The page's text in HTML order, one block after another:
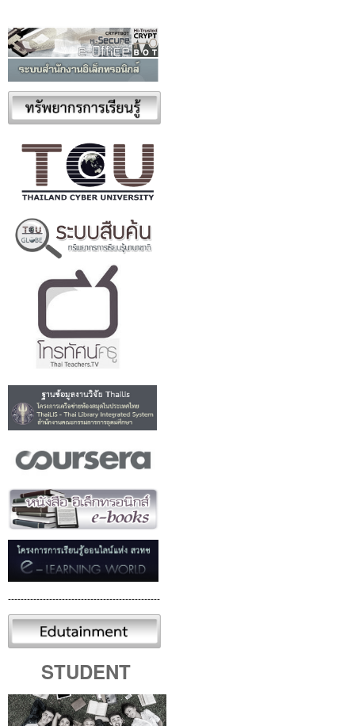
------------------------------------------------
STUDENT